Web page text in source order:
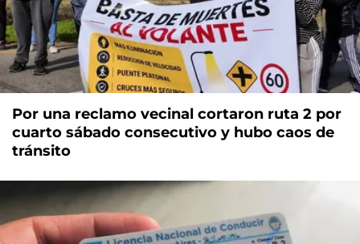
Por una reclamo vecinal cortaron ruta 2 por
cuarto sábado consecutivo y hubo caos de
tránsito